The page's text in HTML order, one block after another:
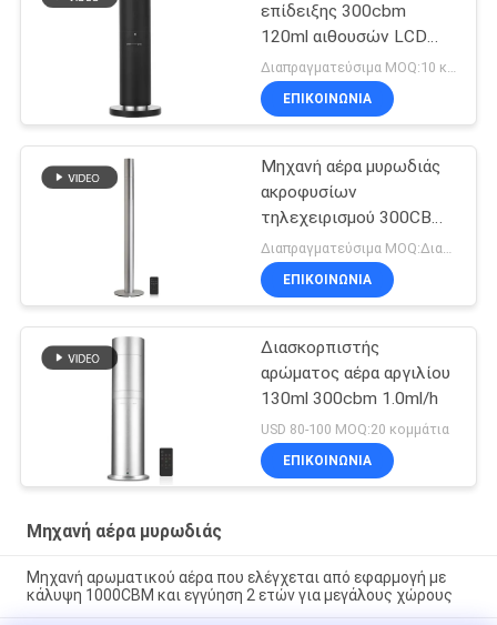
επίδειξης 300cbm
120ml αιθουσών LCD
φιλοξενουμένων
Διαπραγματεύσιμα MOQ:10 κομμάτια
ΕΠΙΚΟΙΝΩΝΊΑ
Μηχανή αέρα μυρωδιάς
ακροφυσίων
τηλεχειρισμού 300CBM
6W POM
ΕΠΙΚΟΙΝΩΝΊΑ
Διασκορπιστής
αρώματος αέρα αργιλίου
130ml 300cbm 1.0ml/h
USD 80-100 MOQ:20 κομμάτια
ΕΠΙΚΟΙΝΩΝΊΑ
Μηχανή αέρα μυρωδιάς
Μηχανή αρωματικού αέρα που ελέγχεται από εφαρμογή με
κάλυψη 1000CBM και εγγύηση 2 ετών για μεγάλους χώρους